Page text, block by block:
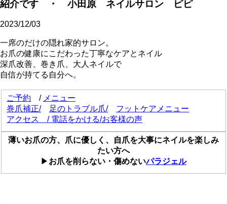
紹介です ・ 小田原 ネイルサロン ピピ
2023/12/03
一席のだけの隠れ家的サロン。
お爪の健康にこだわった丁寧なケアとネイル
深爪改善、巻き爪、大人ネイルで
自信が持てる自分へ。
ご予約 / メニュー
巻爪補正/ 足のトラブル爪/
フットケアメニュー
アクセス
/ 電話をかける/お客様の声
薄いお爪の方、爪に優しく、自爪を大事にネイルを楽しみ
たい方へ
▶ お爪を削らない・傷めないパラジェル